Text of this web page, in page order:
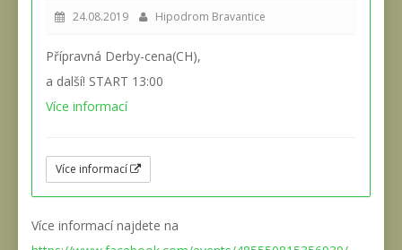
24.08.2019 Hipodrom Bravantice
Přípravná Derby-cena(CH),
a další! START 13:00
Více informací
Více informací
Více informací najdete na